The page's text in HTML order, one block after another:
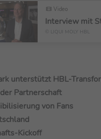
Video
© LIQUI MOLY HBL
unterstützt HBL-
Partnerschaft
von Fans
Kickoff